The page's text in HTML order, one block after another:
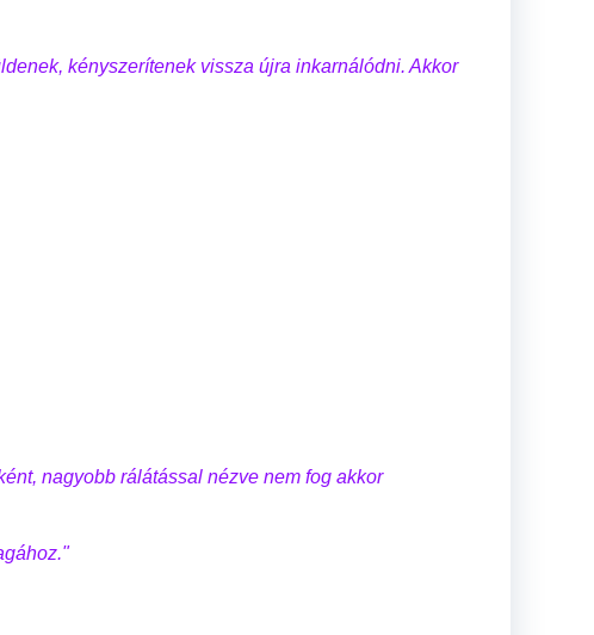
kényszerítenek vissza újra inkarnálódni. Akkor
nagyobb rálátással nézve nem fog akkor